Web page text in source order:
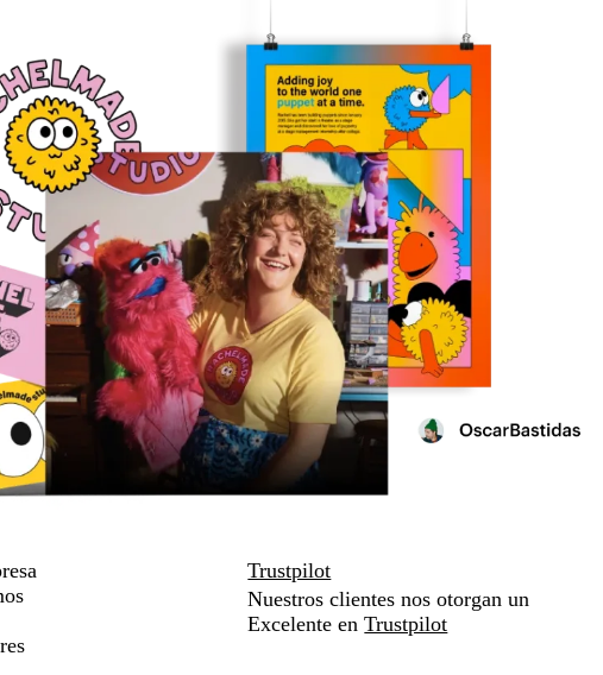
Trustpilot
Nuestros clientes nos otorgan un
Excelente enTrustpilot